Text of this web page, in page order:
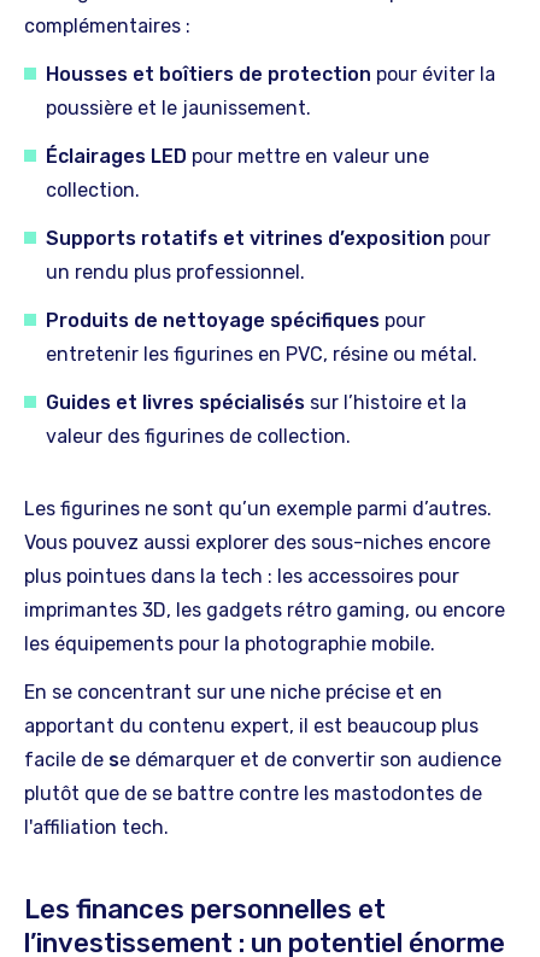
complémentaires :
Housses et boîtiers de protection pour éviter la
poussière et le jaunissement.
Éclairages LED pour mettre en valeur une
collection.
Supports rotatifs et vitrines d’exposition pour
un rendu plus professionnel.
Produits de nettoyage spécifiques pour
entretenir les figurines en PVC, résine ou métal.
Guides et livres spécialisés sur l’histoire et la
valeur des figurines de collection.
Les figurines ne sont qu’un exemple parmi d’autres.
Vous pouvez aussi explorer des sous-niches encore
plus pointues dans la tech : les accessoires pour
imprimantes 3D, les gadgets rétro gaming, ou encore
les équipements pour la photographie mobile.
En se concentrant sur une niche précise et en
apportant du contenu expert, il est beaucoup plus
facile de se démarquer et de convertir son audience
plutôt que de se battre contre les mastodontes de
l'affiliation tech.
Les finances personnelles et
l’investissement : un potentiel énorme